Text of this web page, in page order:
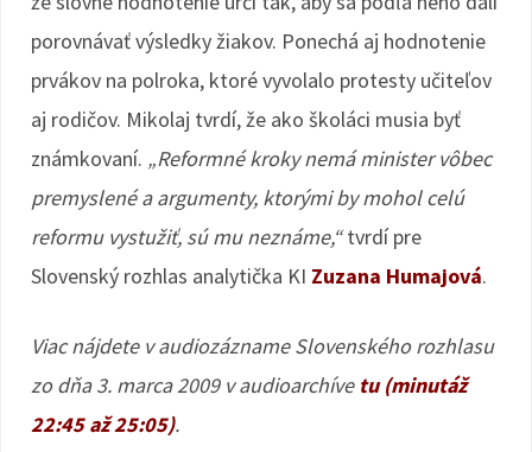
porovnávať výsledky žiakov. Ponechá aj hodnotenie
prvákov na polroka, ktoré vyvolalo protesty učiteľov
aj rodičov. Mikolaj tvrdí, že ako školáci musia byť
známkovaní. „Reformné kroky nemá minister vôbec
premyslené a argumenty, ktorými by mohol celú
reformu vystužiť, sú mu neznáme,“tvrdí pre
Slovenský rozhlas analytička KI Zuzana Humajová.
Viac nájdete v audiozázname Slovenského rozhlasu
zo dňa 3. marca 2009 v audioarchíve tu (minutáž
22:45 až 25:05).